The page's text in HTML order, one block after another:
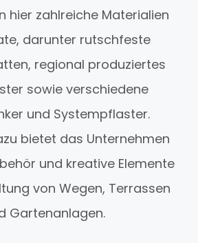
hier zahlreiche Materialien
darunter rutschfeste
regional produziertes
sowie verschiedene
und Systempflaster.
bietet das Unternehmen
und kreative Elemente
von Wegen, Terrassen
Gartenanlagen.